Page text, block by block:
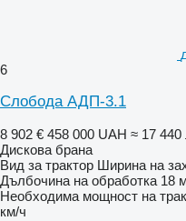
6
Слобода АДП-3.1
8 902 € 458 000 UAH ≈ 17 440
Дискова брана
Вид за трактор Ширина на
Дълбочина на обработка 18
Необходима мощност на
км/ч